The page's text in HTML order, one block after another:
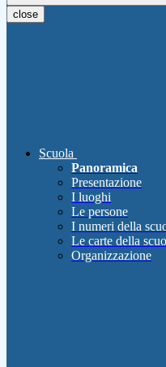
close
Scuola
Panoramica
Presentazione
I luoghi
Le persone
I numeri della
Le carte della
Organizzazione